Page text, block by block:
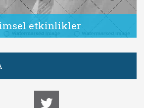
etkinlikler